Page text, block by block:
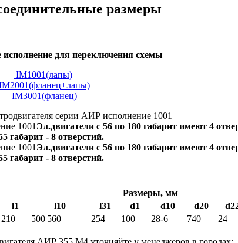
размеры
для переключения схемы
IM1001(лапы)
IM3001(фланец)
Эл.двигатели с 56 по 180 габарит имеют 4
габарит - 8 отверстий.
Эл.двигатели с 56 по 180 габарит имеют 4
габарит - 8 отверстий.
Размеры, мм
l1 l10 l31 d1 d10 d20
210 500|560 254 100 28-6 740 24